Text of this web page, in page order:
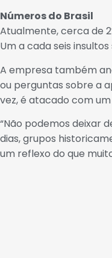
Números do Brasil
Atualmente, cerca de
Um a cada seis
A empresa também
ou perguntas sobre a
vez, é atacado com
“Não podemos deixar
dias, grupos
um reflexo do que